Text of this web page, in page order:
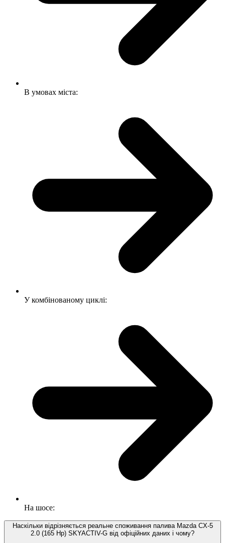
В умовах міста:
У комбінованому циклі:
На шосе:
Наскільки відрізняється реальне споживання палива Mazda CX-5
2.0 (165 Hp) SKYACTIV-G від офіційних даних і чому?